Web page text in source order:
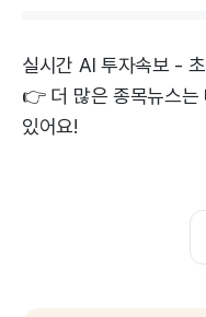
실시간 AI 투자속보 -
👉 더 많은 종목뉴스는
있어요!